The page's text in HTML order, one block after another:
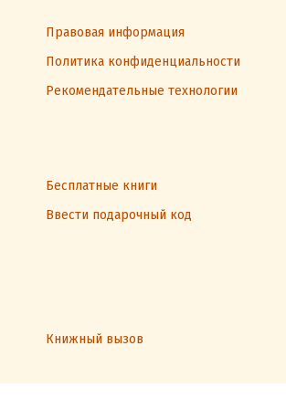
Правовая информация
Политика конфиденциальности
Рекомендательные технологии
Бесплатные книги
Ввести подарочный код
Книжный вызов